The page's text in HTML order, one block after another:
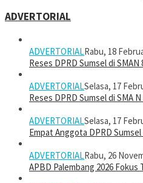
ADVERTORIAL
ADVERTORIALRabu, 18
Reses DPRD Sumsel di
ADVERTORIALSelasa, 17
Reses DPRD Sumsel di SMA
ADVERTORIALSelasa, 17
Empat Anggota DPRD
ADVERTORIALRabu, 26
APBD Palembang 2026